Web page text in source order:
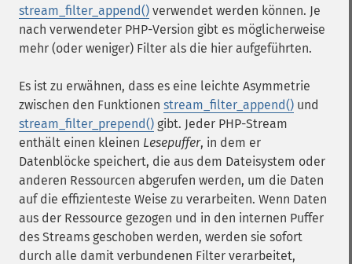
stream_filter_append() verwendet werden können. Je
nach verwendeter PHP-Version gibt es möglicherweise
mehr (oder weniger) Filter als die hier aufgeführten.
Es ist zu erwähnen, dass es eine leichte Asymmetrie
zwischen den Funktionen stream_filter_append() und
stream_filter_prepend() gibt. Jeder PHP-Stream
enthält einen kleinen Lesepuffer, in dem er
Datenblöcke speichert, die aus dem Dateisystem oder
anderen Ressourcen abgerufen werden, um die Daten
auf die effizienteste Weise zu verarbeiten. Wenn Daten
aus der Ressource gezogen und in den internen Puffer
des Streams geschoben werden, werden sie sofort
durch alle damit verbundenen Filter verarbeitet,